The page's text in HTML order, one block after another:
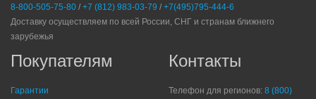
8-800-505-75-80 / +7 (812) 983-03-79 / +7(495)795-444-6
Доставку осуществляем по всей России, СНГ и странам ближнего
зарубежья
Покупателям
Гарантии
Контакты
Телефон для регионов: 8 (800)